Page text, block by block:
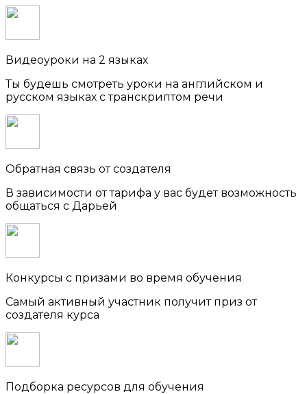
Видеоуроки на 2 языках
Ты будешь смотреть уроки на английском и
русском языках с транскриптом речи
Обратная связь от создателя
В зависимости от тарифа у вас будет возможность
общаться с Дарьей
Конкурсы с призами во время обучения
Самый активный участник получит приз от
создателя курса
Подборка ресурсов для обучения